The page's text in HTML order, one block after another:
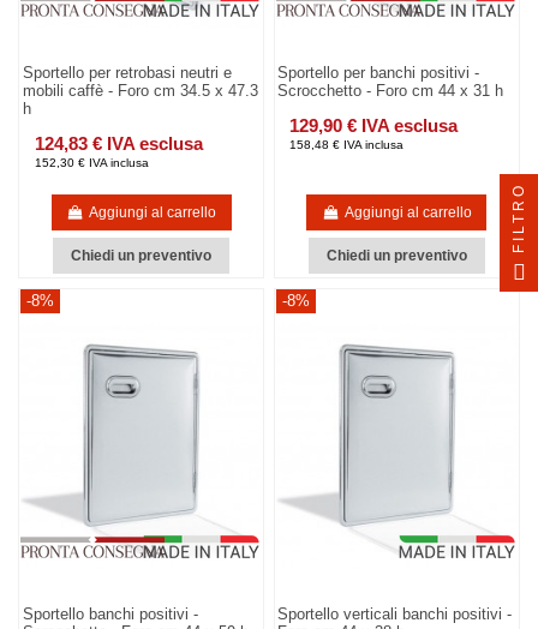
Sportello per retrobasi neutri e
mobili caffè - Foro cm 34.5 x 47.3
h
124,83 € IVA esclusa
152,30 € IVA inclusa
Aggiungi al carrello
Chiedi un preventivo
Sportello per banchi positivi -
Scrocchetto - Foro cm 44 x 31 h
129,90 € IVA esclusa
158,48 € IVA inclusa
Aggiungi al carrello
Chiedi un preventivo
-8%
Sportello banchi positivi -
-8%
Sportello verticali banchi positivi -
FILTRO